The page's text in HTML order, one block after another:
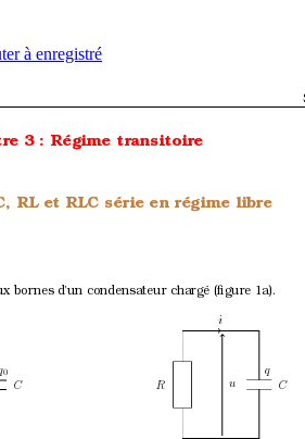
à enregistré
3 : Régime transitoire
RL et RLC série en régime libre
bornes d’un condensateur chargé (ﬁgure 1a).
0
R C
u
i
q